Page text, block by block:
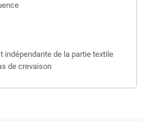
indépendante de la partie textile
de crevaison